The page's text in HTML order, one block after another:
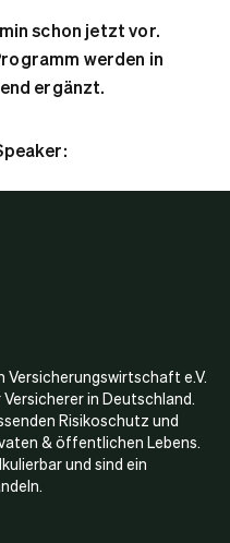
schon jetzt vor.
werden in
ergänzt.
Versicherungswirtschaft e.V.
in Deutschland.
Risikoschutz und
& öffentlichen Lebens.
und sind ein